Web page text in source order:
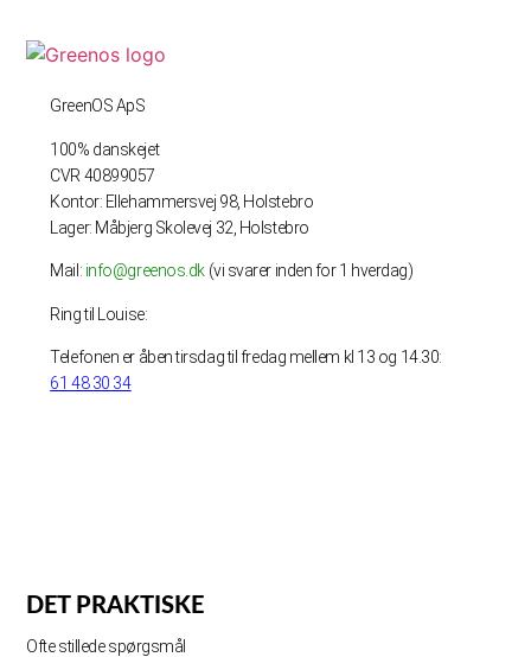
GreenOS ApS
100% danskejet
CVR 40899057
Kontor: Ellehammersvej 98, Holstebro
Lager: Måbjerg Skolevej 32, Holstebro
Mail: info@greenos.dk (vi svarer inden for 1 hverdag)
Ring til Louise:
Telefonen er åben tirsdag til fredag mellem kl 13 og 14.30:
61 48 30 34
DET PRAKTISKE
Ofte stillede spørgsmål